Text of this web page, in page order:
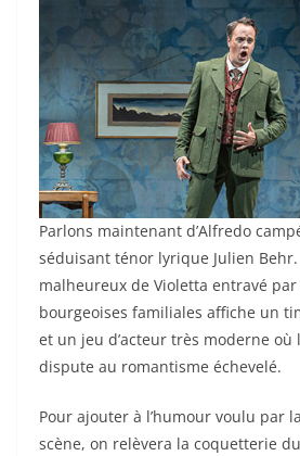
Parlons maintenant d’Alfredo
séduisant ténor lyrique Julien Behr.
malheureux de Violetta entravé
bourgeoises familiales affiche un
et un jeu d’acteur très moderne où
dispute au romantisme échevelé.
Pour ajouter à l’humour voulu par
scène, on relèvera la coquetterie